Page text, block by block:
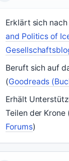
Erklärt sich
and Politics of
Beruft sich auf
(Goodreads
Erhält
Teilen der Krone
Forums)